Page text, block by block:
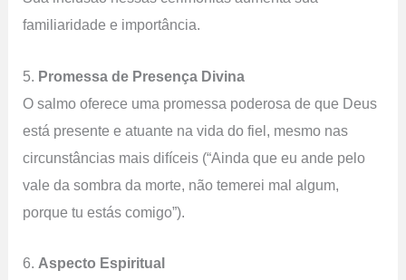
familiaridade e importância.
5. Promessa de Presença Divina
O salmo oferece uma promessa poderosa de que Deus
está presente e atuante na vida do fiel, mesmo nas
circunstâncias mais difíceis (“Ainda que eu ande pelo
vale da sombra da morte, não temerei mal algum,
porque tu estás comigo”).
6. Aspecto Espiritual